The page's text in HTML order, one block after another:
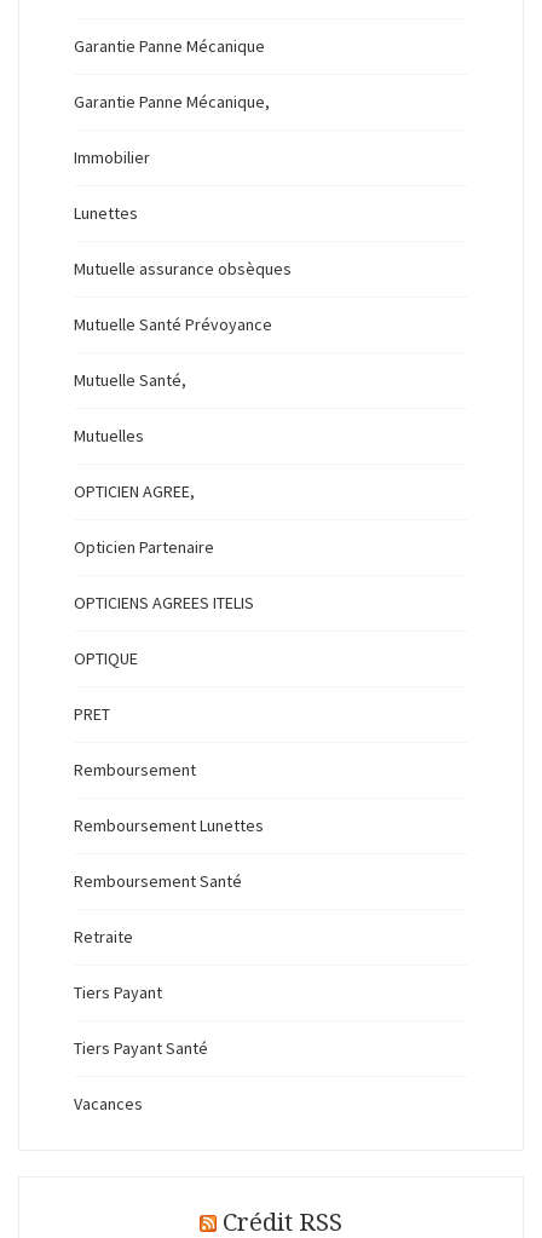
Garantie Panne Mécanique
Garantie Panne Mécanique,
Immobilier
Lunettes
Mutuelle assurance obsèques
Mutuelle Santé Prévoyance
Mutuelle Santé,
Mutuelles
OPTICIEN AGREE,
Opticien Partenaire
OPTICIENS AGREES ITELIS
OPTIQUE
PRET
Remboursement
Remboursement Lunettes
Remboursement Santé
Retraite
Tiers Payant
Tiers Payant Santé
Vacances
Crédit RSS